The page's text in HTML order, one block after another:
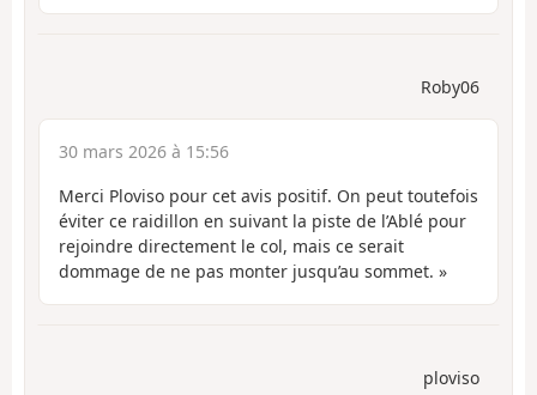
Roby06
30 mars 2026 à 15:56
Merci Ploviso pour cet avis positif. On peut toutefois
éviter ce raidillon en suivant la piste de l’Ablé pour
rejoindre directement le col, mais ce serait
dommage de ne pas monter jusqu’au sommet. »
ploviso